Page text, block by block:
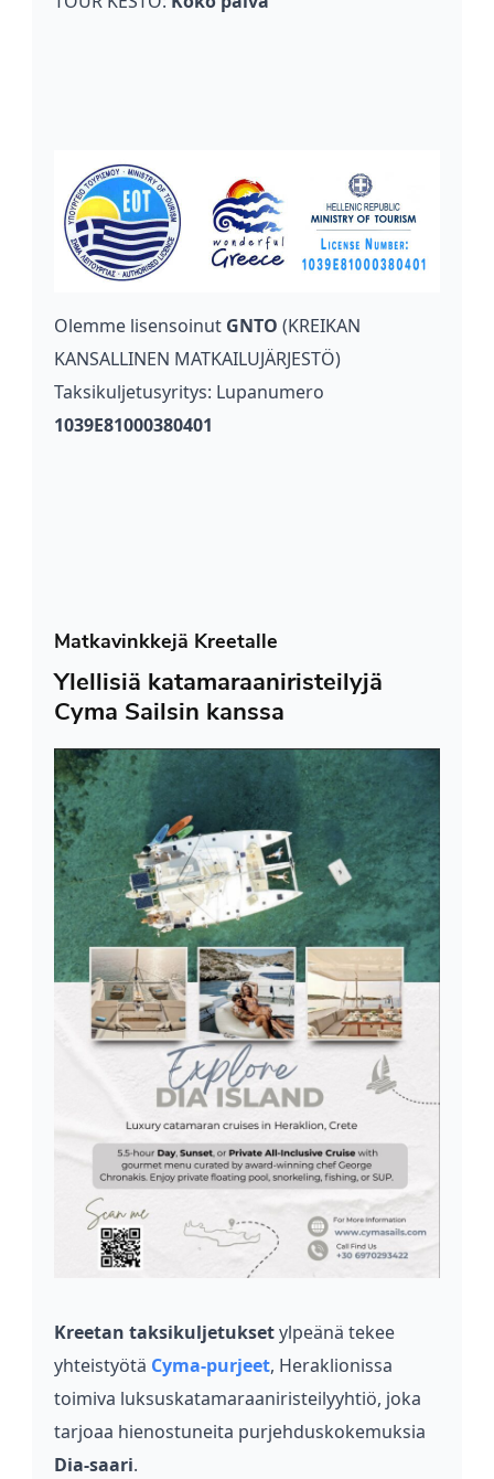
Olemme lisensoinut GNTO (KREIKAN
KANSALLINEN MATKAILUJÄRJESTÖ)
Taksikuljetusyritys: Lupanumero
1039E81000380401
Matkavinkkejä Kreetalle
Ylellisiä katamaraaniristeilyjä
Cyma Sailsin kanssa
Kreetan taksikuljetuksetylpeänä tekee
yhteistyötä Cyma-purjeet, Heraklionissa
toimiva luksuskatamaraaniristeilyyhtiö, joka
tarjoaa hienostuneita purjehduskokemuksia
Dia-saari.